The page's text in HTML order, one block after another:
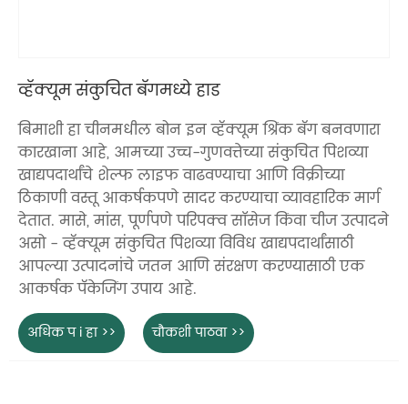
व्हॅक्यूम संकुचित बॅगमध्ये हाड
बिमाशी हा चीनमधील बोन इन व्हॅक्यूम श्रिंक बॅग बनवणारा
कारखाना आहे, आमच्या उच्च-गुणवत्तेच्या संकुचित पिशव्या
खाद्यपदार्थांचे शेल्फ लाइफ वाढवण्याचा आणि विक्रीच्या
ठिकाणी वस्तू आकर्षकपणे सादर करण्याचा व्यावहारिक मार्ग
देतात. मासे, मांस, पूर्णपणे परिपक्व सॉसेज किंवा चीज उत्पादने
असो - व्हॅक्यूम संकुचित पिशव्या विविध खाद्यपदार्थांसाठी
आपल्या उत्पादनांचे जतन आणि संरक्षण करण्यासाठी एक
आकर्षक पॅकेजिंग उपाय आहे.
अधिक प i हा >> चौकशी पाठवा >>